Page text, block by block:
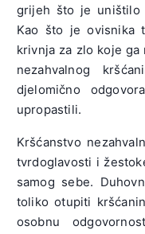
grijeh što je
Kao što je ovisnika
krivnja za zlo koje ga
nezahvalnog
djelomično
upropastili.
Kršćanstvo
tvrdoglavosti i
samog sebe.
toliko otupiti
osobnu